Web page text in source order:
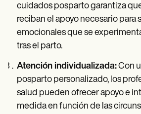
cuidados posparto garantiza
reciban el apoyo necesario para
emocionales que se
tras el parto.
Atención individualizada:Con
posparto personalizado, los
salud pueden ofrecer apoyo e
medida en función de las